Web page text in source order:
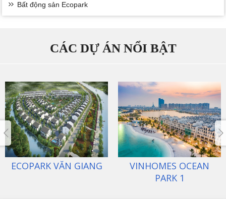
Bất động sản Ecopark
CÁC DỰ ÁN NỔI BẬT
ECOPARK VĂN GIANG
VINHOMES OCEAN
PARK 1